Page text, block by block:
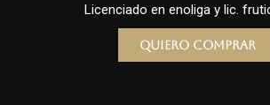
Licenciado en enoliga y lic.
Quiero comprar